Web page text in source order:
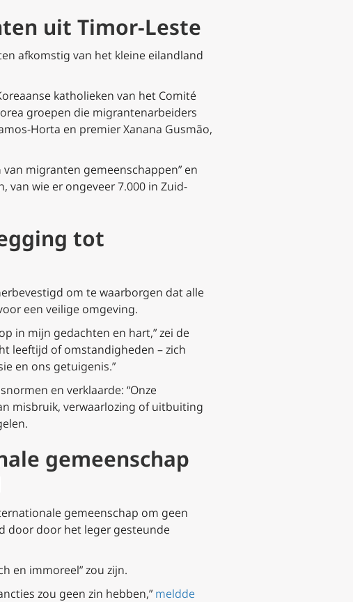
uit Timor-Leste
afkomstig van het kleine eilandland
katholieken van het Comité
groepen die migrantenarbeiders
Horta en premier Xanana Gusmão,
migranten gemeenschappen” en
van wie er ongeveer 7.000 in Zuid-
tot
om te waarborgen dat alle
een veilige omgeving.
in mijn gedachten en hart,” zei de
leeftijd of omstandigheden – zich
en ons getuigenis.”
en verklaarde: “Onze
misbruik, verwaarlozing of uitbuiting
gemeenschap
gemeenschap om geen
door door het leger gesteunde
en immoreel” zou zijn.​​
zou geen zin hebben,” meldde